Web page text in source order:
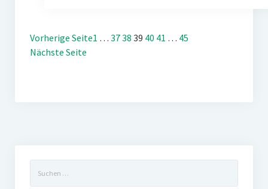
Vorherige Seite1 … 3738 39 40 41 … 45
Nächste Seite
nach: